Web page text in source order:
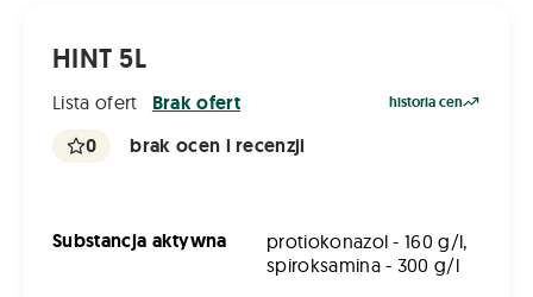
HINT 5L
Lista ofert Brak ofert historia cen
0 brak ocen i recenzji
Substancja aktywna
protiokonazol - 160 g/l,
spiroksamina - 300 g/l